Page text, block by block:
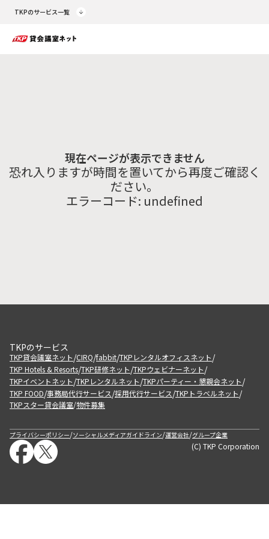
TKPのサービス一覧
現在ページが表示できません
恐れ入りますが時間を置いてから再度ご確認く
ださい。
エラーコード: undefined
TKPのサービス
TKP貸会議室ネット/CIRQ/fabbit/TKPレンタルオフィスネット/
TKP Hotels & Resorts/TKP研修ネット/TKPウェビナーネット/
TKPイベントネット/TKPレンタルネット/TKPパーティー・懇親会ネット/
TKP FOOD/事務局代行サービス/採用代行サービス/TKPトラベルネット/
TKPスター貸会議室/物件募集
プライバシーポリシー/ソーシャルメディアガイドライン/運営会社/グループ企業
(C) TKP Corporation